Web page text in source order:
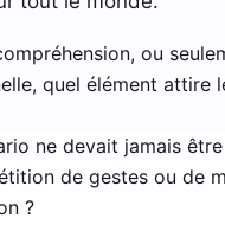
ou
quel élément attire
ne devait jamais
de gestes ou de
?